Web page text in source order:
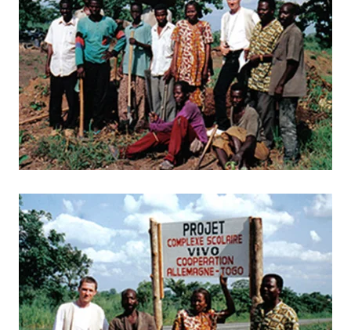
BILD ANZEIGEN
BILD ANZEIGEN